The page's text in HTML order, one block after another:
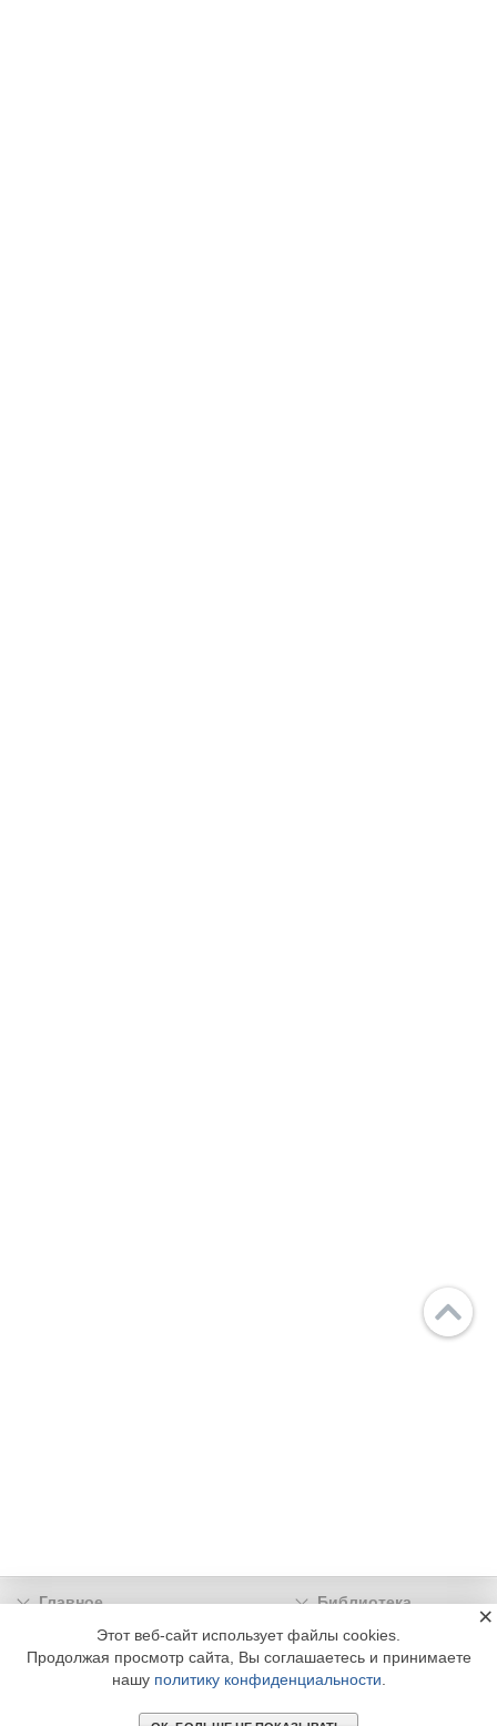
Главное
Библиотека
Подписка
Реклама
Информация
© 2002 - 2026 OOO Издательский дом «МЕДИА ТЕХНОЛОДЖИ» +7 (495) 665-00-
Этот веб-сайт использует файлы cookies.
Продолжая просмотр сайта, Вы соглашаетесь и принимаете
нашу политику конфиденциальности
×